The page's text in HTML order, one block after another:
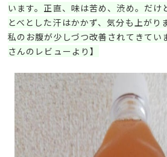
います。正直、味は苦め、渋め。だけ
とべとした汗はかかず、気分も上がり
私のお腹が少しづつ改善されてきてい
さんのレビューより】